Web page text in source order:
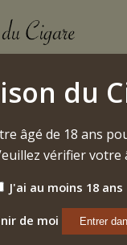
Magnum Capa Sun
Double Magnum
page
du
âgé de 18 ans
vérifier votre
J'ai au moins 18 ans
de moi